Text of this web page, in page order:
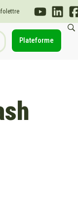
Plateforme